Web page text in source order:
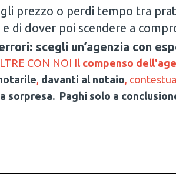
prezzo o perdi tempo tra
e di dover poi scendere a
scegli un’agenzia con
CON NOI Il compenso
, davanti al notaio,
sorpresa. Paghi solo a